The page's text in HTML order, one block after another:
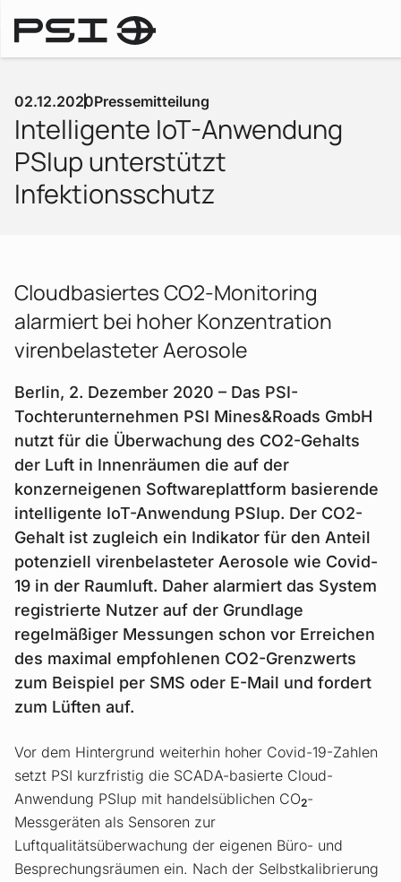
02.12.2020Pressemitteilung
Intelligente IoT-Anwendung
PSIup unterstützt
Infektionsschutz
Cloudbasiertes CO2-Monitoring
alarmiert bei hoher Konzentration
virenbelasteter Aerosole
Berlin, 2. Dezember 2020 – Das PSI-
Tochterunternehmen PSI Mines&Roads GmbH
nutzt für die Überwachung des CO2-Gehalts
der Luft in Innenräumen die auf der
konzerneigenen Softwareplattform basierende
intelligente IoT-Anwendung PSIup. Der CO2-
Gehalt ist zugleich ein Indikator für den Anteil
potenziell virenbelasteter Aerosole wie Covid-
19 in der Raumluft. Daher alarmiert das System
registrierte Nutzer auf der Grundlage
regelmäßiger Messungen schon vor Erreichen
des maximal empfohlenen CO2-Grenzwerts
zum Beispiel per SMS oder E-Mail und fordert
zum Lüften auf.
Vor dem Hintergrund weiterhin hoher Covid-19-Zahlen
setzt PSI kurzfristig die SCADA-basierte Cloud-
Anwendung PSIup mit handelsüblichen CO2-
Messgeräten als Sensoren zur
Luftqualitätsüberwachung der eigenen Büro- und
Besprechungsräumen ein. Nach der Selbstkalibrierung